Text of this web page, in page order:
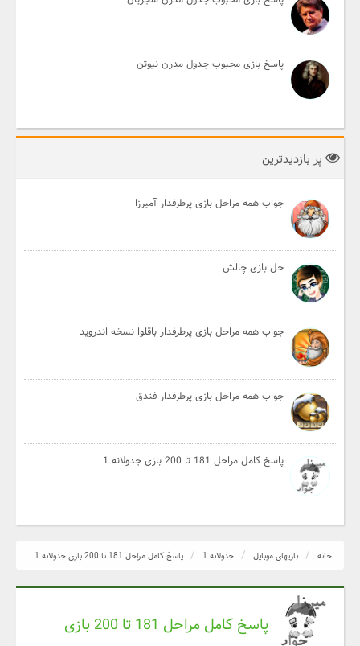
پاسخ بازی محبوب جدول مدرن نیوتن
پر بازدیدترین
جواب همه مراحل بازی پرطرفدار آمیرزا
حل بازی چالش
جواب همه مراحل بازی پرطرفدار باقلوا نسخه اندروید
جواب همه مراحل بازی پرطرفدار فندق
پاسخ کامل مراحل 181 تا 200 بازی جدولانه 1
خانه بازیهای موبایل جدولانه 1 پاسخ کامل مراحل 181 تا 200 بازی جدولانه 1
پاسخ کامل مراحل 181 تا 200 بازی